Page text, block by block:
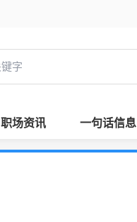
职场资讯 一句话信息